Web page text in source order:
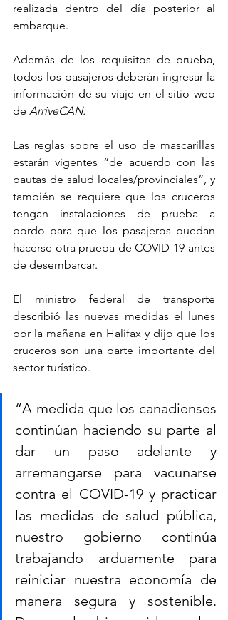
realizada dentro del día posterior al
embarque.
Además de los requisitos de prueba,
todos los pasajeros deberán ingresar la
información de su viaje en el sitio web
de ArriveCAN.
Las reglas sobre el uso de mascarillas
estarán vigentes “de acuerdo con las
pautas de salud locales/provinciales”, y
también se requiere que los cruceros
tengan instalaciones de prueba a
bordo para que los pasajeros puedan
hacerse otra prueba de COVID-19 antes
de desembarcar.
El ministro federal de transporte
describió las nuevas medidas el lunes
por la mañana en Halifax y dijo que los
cruceros son una parte importante del
sector turístico.
“A medida que los canadienses
continúan haciendo su parte al
dar un paso adelante y
arremangarse para vacunarse
contra el COVID-19 y practicar
las medidas de salud pública,
nuestro gobierno continúa
trabajando arduamente para
reiniciar nuestra economía de
manera segura y sostenible.